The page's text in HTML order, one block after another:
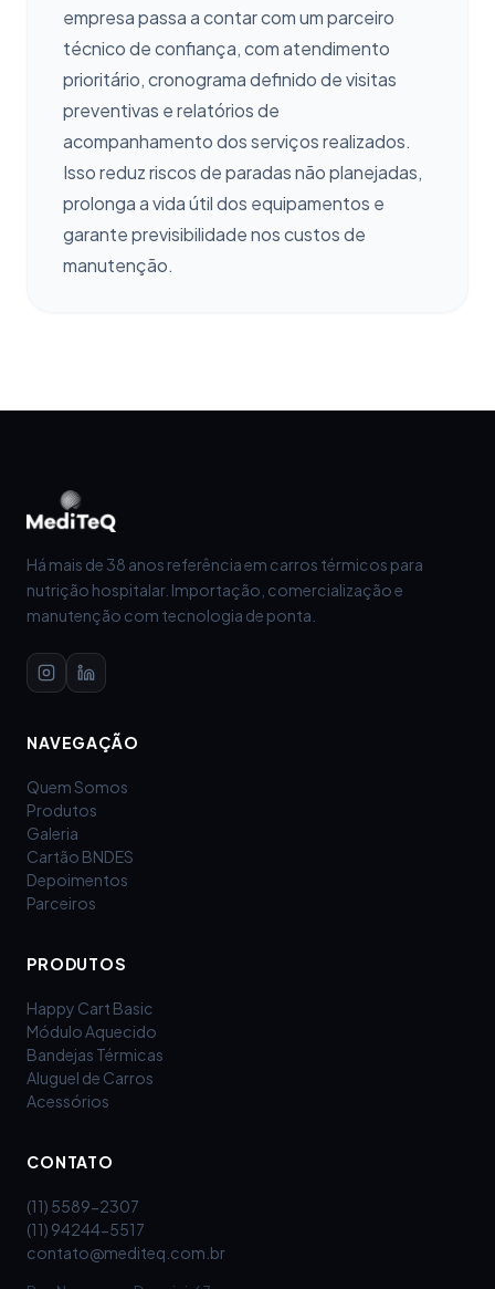
empresa passa a contar com um parceiro
técnico de confiança, com atendimento
prioritário, cronograma definido de visitas
preventivas e relatórios de
acompanhamento dos serviços realizados.
Isso reduz riscos de paradas não planejadas,
prolonga a vida útil dos equipamentos e
garante previsibilidade nos custos de
manutenção.
Há mais de 38 anos referência em carros térmicos para
nutrição hospitalar. Importação, comercialização e
manutenção com tecnologia de ponta.
NAVEGAÇÃO
Quem Somos
Produtos
Galeria
Cartão BNDES
Depoimentos
Parceiros
PRODUTOS
Happy Cart Basic
Módulo Aquecido
Bandejas Térmicas
Aluguel de Carros
Acessórios
CONTATO
(11) 5589-2307
(11) 94244-5517
contato@mediteq.com.br